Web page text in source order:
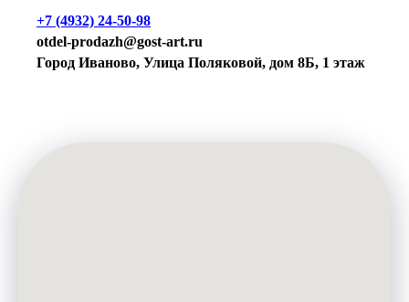
+7 (4932) 24-50-98
otdel-prodazh@gost-art.ru
Город Иваново, Улица Поляковой, дом 8Б, 1 этаж